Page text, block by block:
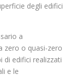
degli edifici
a
zero o quasi-zero
di edifici realizzati
e le